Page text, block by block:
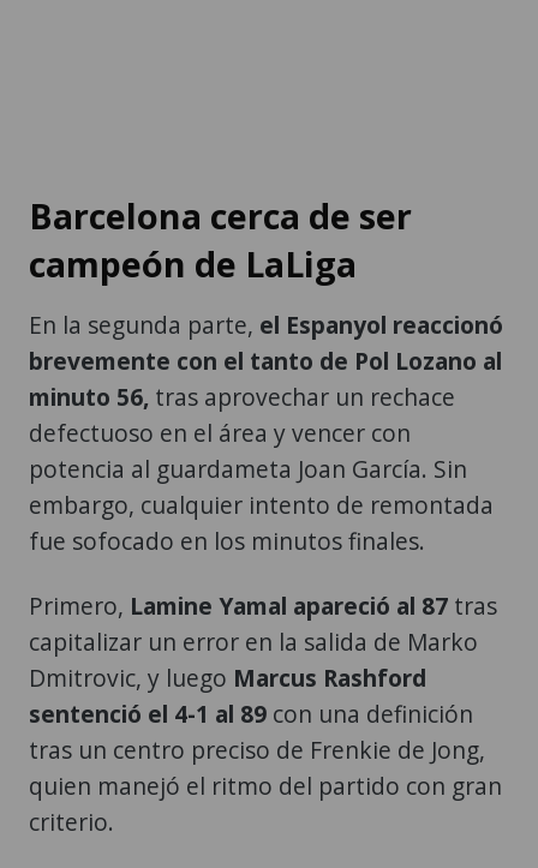
Barcelona cerca de ser
campeón de LaLiga
En la segunda parte, el Espanyol reaccionó
brevemente con el tanto de Pol Lozano al
minuto 56, tras aprovechar un rechace
defectuoso en el área y vencer con
potencia al guardameta Joan García. Sin
embargo, cualquier intento de remontada
fue sofocado en los minutos finales.
Primero, Lamine Yamal apareció al 87 tras
capitalizar un error en la salida de Marko
Dmitrovic, y luego Marcus Rashford
sentenció el 4-1 al 89 con una definición
tras un centro preciso de Frenkie de Jong,
quien manejó el ritmo del partido con gran
criterio.